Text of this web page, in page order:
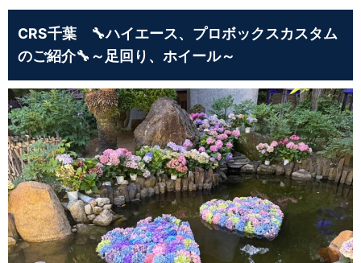
CRS千葉 🔧ハイエース、プロボックスカスタム
のご紹介🔧～足回り、ホイール～